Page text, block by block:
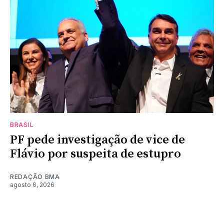
BRASIL
PF pede investigação de vice de
Flávio por suspeita de estupro
REDAÇÃO BMA
agosto 6, 2026